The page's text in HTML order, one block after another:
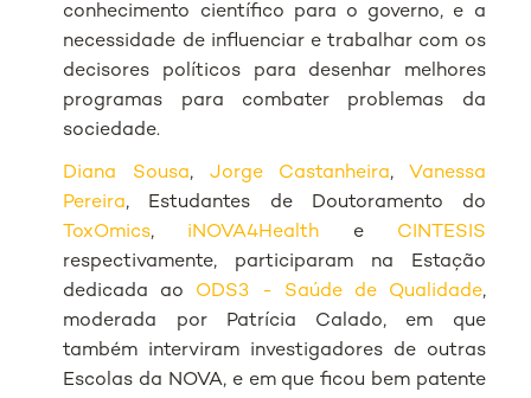
conhecimento científico para o governo, e a
necessidade de influenciar e trabalhar com os
decisores políticos para desenhar melhores
programas para combater problemas da
sociedade.
Diana Sousa, Jorge Castanheira, Vanessa
Pereira, Estudantes de Doutoramento do
ToxOmics, iNOVA4Health e CINTESIS
respectivamente, participaram na Estação
dedicada ao ODS3 - Saúde de Qualidade,
moderada por Patrícia Calado, em que
também interviram investigadores de outras
Escolas da NOVA, e em que ficou bem patente